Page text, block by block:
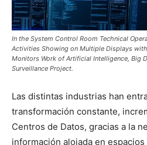
In the System Control Room Technical
Activities Showing on Multiple Displays
Monitors Work of Artificial Intelligence, Big
Surveillance Project.
Las distintas industrias han
transformación constante,
Centros de Datos, gracias a la
información alojada en